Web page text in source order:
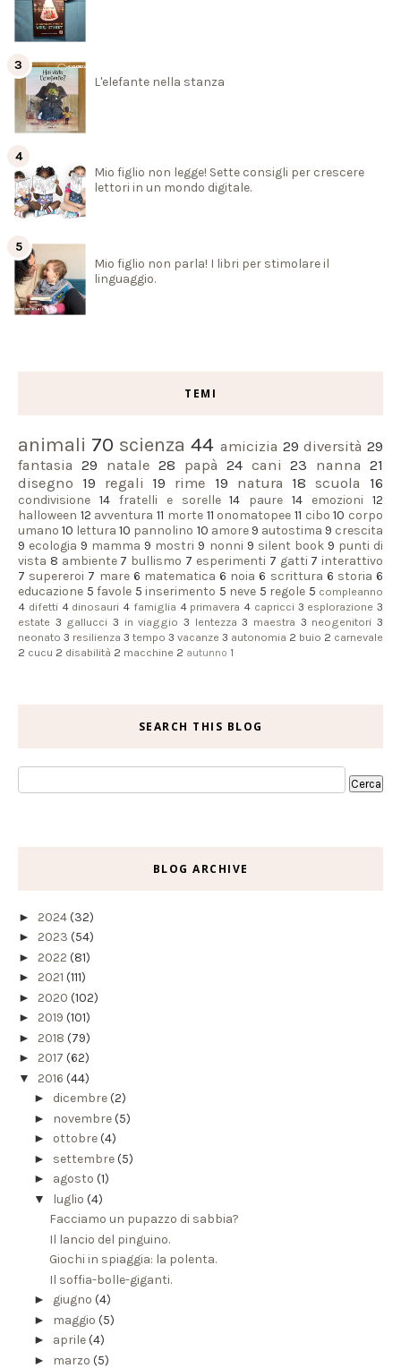
L'elefante nella stanza
Mio figlio non legge! Sette consigli per crescere
lettori in un mondo digitale.
Mio figlio non parla! I libri per stimolare il
linguaggio.
TEMI
animali 70 scienza 44 amicizia 29 diversità 29
fantasia
29 natale 28 papà 24 cani 23 nanna 21
disegno
19 regali 19 rime 19 natura 18 scuola 16
condivisione 14 fratelli e sorelle 14 paure 14 emozioni
12
halloween 12 avventura 11 morte 11 onomatopee 11 cibo 10 corpo
umano 10 lettura 10 pannolino 10 amore 9 autostima 9 crescita
9 ecologia 9 mamma 9 mostri 9 nonni 9 silent book 9 punti di
vista 8 ambiente 7 bullismo 7 esperimenti 7 gatti 7 interattivo
7 supereroi 7 mare 6 matematica 6 noia 6 scrittura 6 storia 6
educazione 5 favole 5 inserimento 5 neve 5 regole 5 compleanno
4 difetti 4 dinosauri 4 famiglia 4 primavera 4 capricci 3 esplorazione 3
estate 3 gallucci 3 in viaggio 3 lentezza 3 maestra 3 neogenitori 3
neonato 3 resilienza 3 tempo 3 vacanze 3 autonomia 2 buio 2 carnevale
2 cucu 2 disabilità 2 macchine 2 autunno 1
SEARCH THIS BLOG
BLOG ARCHIVE
► 2024(32)
► 2023 (54)
► 2022 (81)
► 2021 (111)
► 2020 (102)
► 2019 (101)
► 2018 (79)
► 2017 (62)
▼ 2016 (44)
► dicembre(2)
► novembre(5)
► ottobre(4)
► settembre(5)
► agosto (1)
▼ luglio (4)
Facciamo un pupazzo di sabbia?
Il lancio del pinguino.
Giochi in spiaggia: la polenta.
Il soffia-bolle-giganti.
► giugno (4)
► maggio (5)
► aprile(4)
► marzo (5)